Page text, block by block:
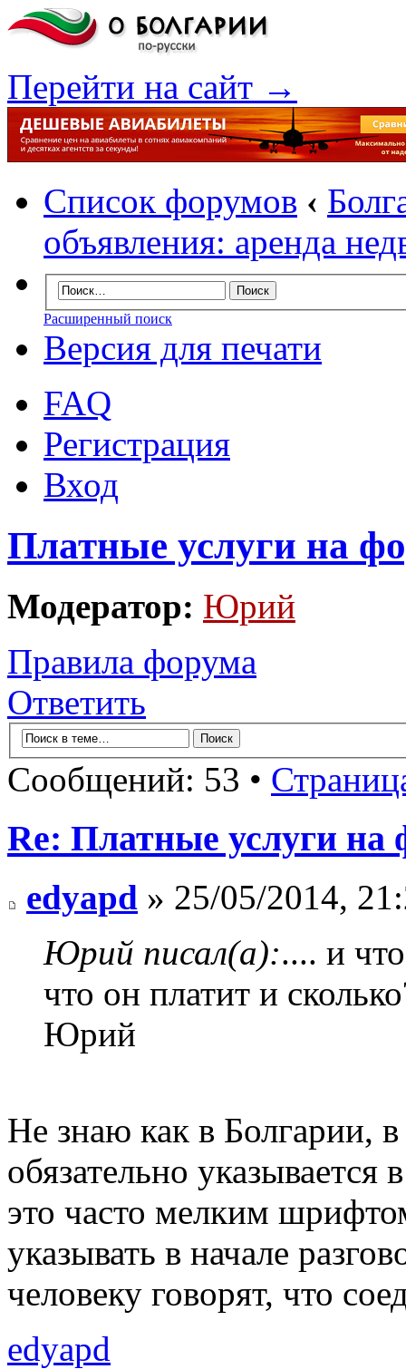
Перейти на сайт →
Список форумов ‹
объявления: аренда
Расширенный поиск
Версия для печати
FAQ
Регистрация
Вход
Платные услуги на
Модератор: Юрий
Правила форума
Ответить
Сообщений: 53 •
Re: Платные услуги на
edyapd » 25/05/2014,
Юрий писал(а):.... и
что он платит и
Юрий
Не знаю как в Болгарии,
обязательно
это часто мелким
указывать в начале
человеку говорят, что
edyapd